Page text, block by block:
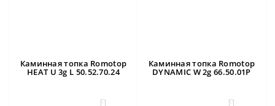
Каминная топка Romotop
HEAT U 3g L 50.52.70.24
0
Каминная топка Romotop
DYNAMIC W 2g 66.50.01P
0